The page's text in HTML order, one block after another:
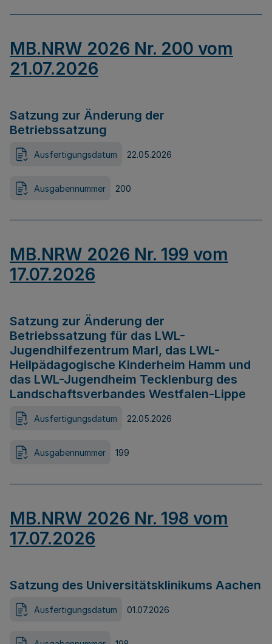
MB.NRW 2026 Nr. 200 vom
21.07.2026
Satzung zur Änderung der
Betriebssatzung
Ausfertigungsdatum 22.05.2026
Ausgabennummer 200
MB.NRW 2026 Nr. 199 vom
17.07.2026
Satzung zur Änderung der
Betriebssatzung für das LWL-
Jugendhilfezentrum Marl, das LWL-
Heilpädagogische Kinderheim Hamm und
das LWL-Jugendheim Tecklenburg des
Landschaftsverbandes Westfalen-Lippe
Ausfertigungsdatum 22.05.2026
Ausgabennummer 199
MB.NRW 2026 Nr. 198 vom
17.07.2026
Satzung des Universitätsklinikums Aachen
Ausfertigungsdatum 01.07.2026